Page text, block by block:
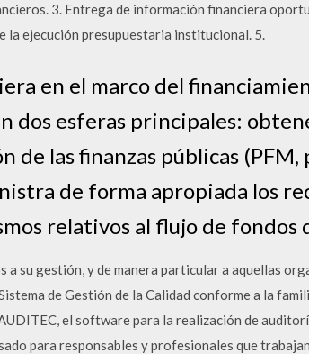
3. Entrega de información financiera
la ejecución presupuestaria institucional. 5.
en el marco del
dos esferas principales:
de las finanzas públicas (PFM,
de forma apropiada los
relativos al flujo de fondos
a su gestión, y de manera particular a aquellas
de Gestión de la Calidad conforme a la
el software para la realización de
para responsables y profesionales que